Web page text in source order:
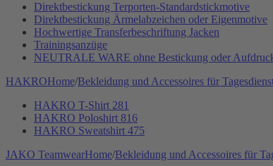
Direktbestickung Terporten-Standardstickmotive
Direktbestickung Ärmelabzeichen oder Eigenmotive
Hochwertige Transferbeschriftung Jacken
Trainingsanzüge
NEUTRALE WARE ohne Bestickung oder
HAKROHome/Bekleidung und Accessoires für
HAKRO T-Shirt 281
HAKRO Poloshirt 816
HAKRO Sweatshirt 475
JAKO TeamwearHome/Bekleidung und Accessoires für